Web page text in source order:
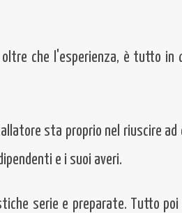
che l'esperienza, è tutto in
sta proprio nel riuscire ad
e i suoi averi.
serie e preparate. Tutto poi